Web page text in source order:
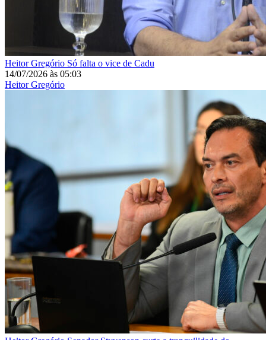
Heitor Gregório Só falta o vice de Cadu
14/07/2026 às 05:03
Heitor Gregório